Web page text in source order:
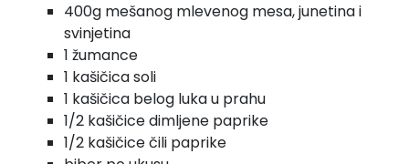
400g mešanog mlevenog mesa, junetina i
svinjetina
1 žumance
1 kašičica soli
1 kašičica belog luka u prahu
1/2 kašičice dimljene paprike
1/2 kašičice čili paprike